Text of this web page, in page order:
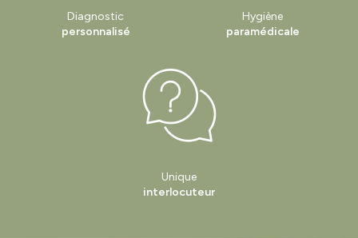
Diagnostic
personnalisé
Hygiène
paramédicale
Unique
interlocuteur